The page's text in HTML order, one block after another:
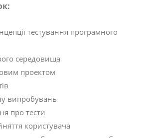
тестування програмного
середовища
проектом
випробувань
про тести
користувача